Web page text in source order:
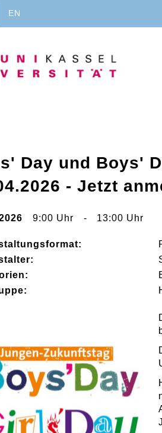
EN
Day und Boys'
- Jetzt
9:00 Uhr - 13:00 Uhr